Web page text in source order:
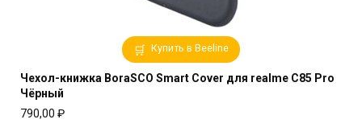
Купить в Beeline
Чехол-книжка BoraSCO Smart Cover для realme C85 Pro
Чёрный
790,00 ₽